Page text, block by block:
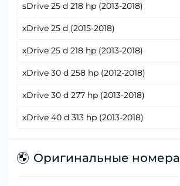
sDrive 25 d 218 hp (2013-2018)
xDrive 25 d (2015-2018)
xDrive 25 d 218 hp (2013-2018)
xDrive 30 d 258 hp (2012-2018)
xDrive 30 d 277 hp (2013-2018)
xDrive 40 d 313 hp (2013-2018)
Оригинальные номера